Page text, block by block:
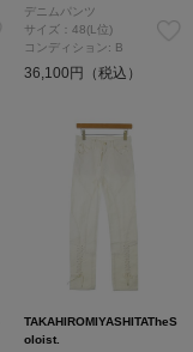
デニムパンツ
サイズ：48(L位)
コンディション: B
36,100円（税込）
TAKAHIROMIYASHITATheS
oloist.